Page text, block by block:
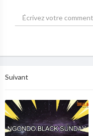
Suivant